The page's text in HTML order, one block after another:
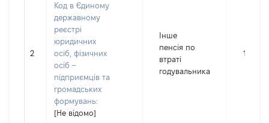
2
Код в Єдиному
державному
реєстрі
юридичних
осіб, фізичних
осіб –
підприємців та
громадських
формувань:
[Не відомо]
Інше
пенсія по
втраті
годувальника
15904